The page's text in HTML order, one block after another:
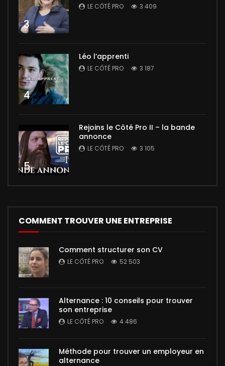
3
LE CÔTÉ PRO 3 409
4
Léo l’apprenti
LE CÔTÉ PRO 3 187
5
Rejoins le Côté Pro II – la bande
annonce
LE CÔTÉ PRO 3 105
COMMENT TROUVER UNE ENTREPRISE
Comment structurer son CV
LE CÔTÉ PRO 52 503
Alternance : 10 conseils pour trouver
son entreprise
LE CÔTÉ PRO 4 486
Méthode pour trouver un employeur en
alternance